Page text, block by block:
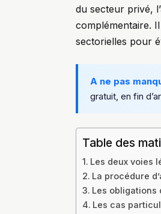
du secteur privé,
complémentaire.
sectorielles pour
A ne pas
gratuit, en fin
Table des
Les deux voies
La procédure
Les obligations
Les cas